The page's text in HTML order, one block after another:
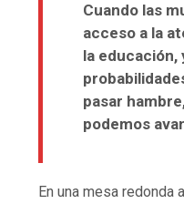
Cuando las
acceso a la
la educación,
pasar
podemos
En una mesa redonda